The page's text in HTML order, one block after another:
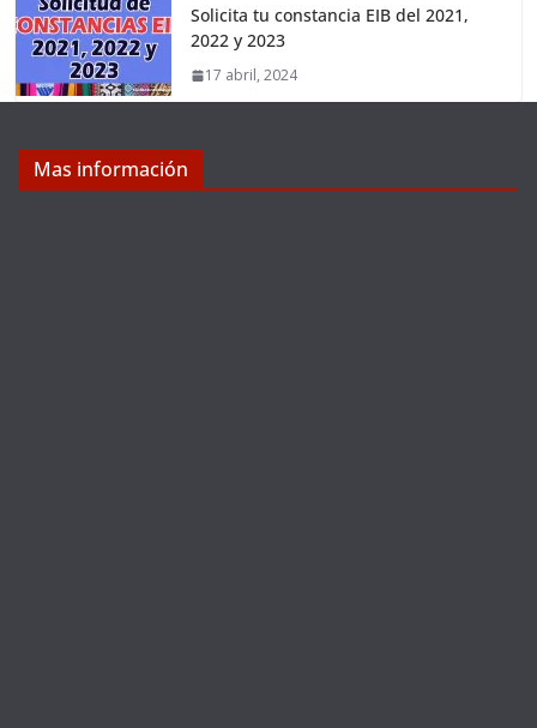
Solicita tu constancia EIB del 2021,
2022 y 2023
17 abril, 2024
Mas información